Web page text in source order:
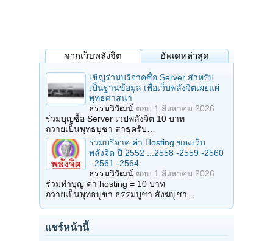
จากเว็บพลังจิต อัพเดทล่าสุด
เชิญร่วมบริจาคซื้อ Server สำหรับ
เป็นฐานข้อมูล เพื่อเว็บพลังจิตเผยแผ่
พุทธศาสนา
ธรรมวิวัฒน์ ตอบ 1 สิงหาคม 2026
ร่วมบุญซื้อ Server เวปพลังจิต 10 บาท
ถวายเป็นพุทธบูชา สาธุครับ…
ร่วมบริจาค ค่า Hosting ของเว็บ
พลังจิต ปี 2552 ...2558 -2559 -2560
- 2561 -2564
ธรรมวิวัฒน์ ตอบ 1 สิงหาคม 2026
ร่วมทำบุญ ค่า hosting = 10 บาท
ถวายเป็นพุทธบูชา ธรรมบูชา สังฆบูชา…
แชร์หน้านี้